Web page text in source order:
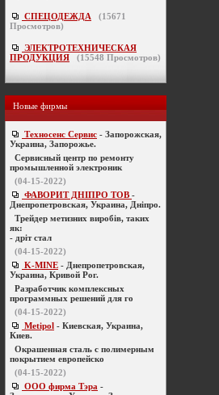
СПЕЦОДЕЖДА (15671
Просмотров)
ЭЛЕКТРОТЕХНИЧЕСКАЯ
ПРОДУКЦИЯ
(15548 Просмотров)
Новые фирмы
Техносенс Сервис - Запорожская,
Украина, Запорожье.
Cервисный центр по ремонту
промышленной электроник
(04-15-2022)
ФАВОРИТ ДНІПРО ТОВ -
Днепропетровская, Украина, Дніпро.
Трейдер метизних виробів, таких
як:
- дріт стал
(04-15-2022)
K-MINE - Днепропетровская,
Украина, Кривой Рог.
Разработчик комплексных
программных решений для го
(04-15-2022)
Metipol - Киевская, Украина,
Киев.
Окрашенная сталь с полимерным
покрытием европейско
(04-15-2022)
ООО фирма Тэра -